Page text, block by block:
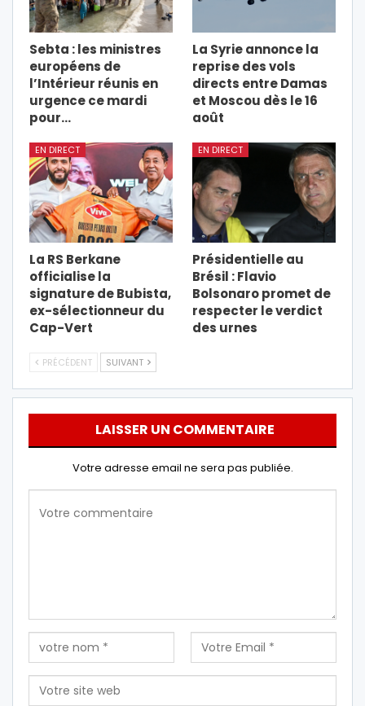
Sebta : les ministres
européens de
l’Intérieur réunis en
urgence ce mardi
pour…
La Syrie annonce la
reprise des vols
directs entre Damas
et Moscou dès le 16
août
EN DIRECT
La RS Berkane
officialise la
signature de Bubista,
ex-sélectionneur du
Cap-Vert
EN DIRECT
Présidentielle au
Brésil : Flavio
Bolsonaro promet de
respecter le verdict
des urnes
PRÉCÉDENT SUIVANT
LAISSER UN COMMENTAIRE
Votre adresse email ne sera pas publiée.